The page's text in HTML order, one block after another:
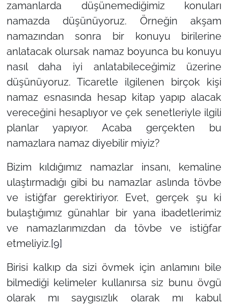
zamanlarda düşünemediğimiz konuları
namazda düşünüyoruz. Örneğin akşam
namazından sonra bir konuyu birilerine
anlatacak olursak namaz boyunca bu konuyu
nasıl daha iyi anlatabileceğimiz üzerine
düşünüyoruz. Ticaretle ilgilenen birçok kişi
namaz esnasında hesap kitap yapıp alacak
vereceğini hesaplıyor ve çek senetleriyle ilgili
planlar yapıyor. Acaba gerçekten bu
namazlara namaz diyebilir miyiz?
Bizim kıldığımız namazlar insanı, kemaline
ulaştırmadığı gibi bu namazlar aslında tövbe
ve istiğfar gerektiriyor. Evet, gerçek şu ki
bulaştığımız günahlar bir yana ibadetlerimiz
ve namazlarımızdan da tövbe ve istiğfar
etmeliyiz.[9]
Birisi kalkıp da sizi övmek için anlamını bile
bilmediği kelimeler kullanırsa siz bunu övgü
olarak mı saygısızlık olarak mı kabul